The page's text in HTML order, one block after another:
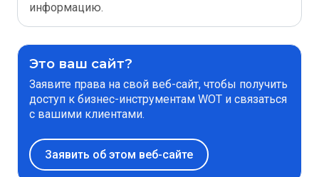
информацию.
Это ваш сайт?
Заявите права на свой веб-сайт, чтобы получить
доступ к бизнес-инструментам WOT и связаться
с вашими клиентами.
Заявить об этом веб-сайте